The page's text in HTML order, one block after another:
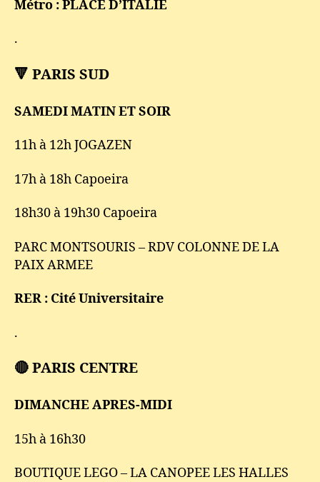
Métro : PLACE D’ITALIE
.
🔻 PARIS SUD
SAMEDI MATIN ET SOIR
11h à 12h JOGAZEN
17h à 18h Capoeira
18h30 à 19h30 Capoeira
PARC MONTSOURIS – RDV COLONNE DE LA
PAIX ARMEE
RER : Cité Universitaire
.
🔴 PARIS CENTRE
DIMANCHE APRES-MIDI
15h à 16h30
BOUTIQUE LEGO – LA CANOPEE LES HALLES